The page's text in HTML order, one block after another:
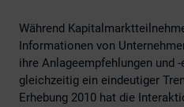
Während
Informationen von
ihre Anlageempfehlungen und
gleichzeitig ein eindeutiger
Erhebung 2010 hat die